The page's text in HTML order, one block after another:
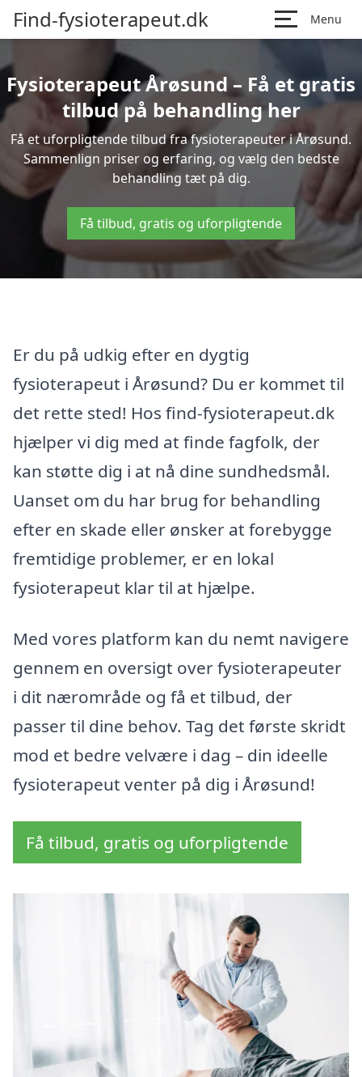
Find-fysioterapeut.dk Menu
Fysioterapeut Årøsund – Få et gratis
tilbud på behandling her
Få et uforpligtende tilbud fra fysioterapeuter i Årøsund.
Sammenlign priser og erfaring, og vælg den bedste
behandling tæt på dig.
Få tilbud, gratis og uforpligtende
Er du på udkig efter en dygtig
fysioterapeut i Årøsund? Du er kommet til
det rette sted! Hos find-fysioterapeut.dk
hjælper vi dig med at finde fagfolk, der
kan støtte dig i at nå dine sundhedsmål.
Uanset om du har brug for behandling
efter en skade eller ønsker at forebygge
fremtidige problemer, er en lokal
fysioterapeut klar til at hjælpe.
Med vores platform kan du nemt navigere
gennem en oversigt over fysioterapeuter
i dit nærområde og få et tilbud, der
passer til dine behov. Tag det første skridt
mod et bedre velvære i dag – din ideelle
fysioterapeut venter på dig i Årøsund!
Få tilbud, gratis og uforpligtende